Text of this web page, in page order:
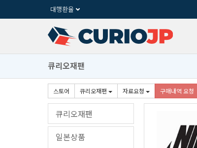
대행환율
큐리오재팬
스토어 큐리오재팬 자료요청 구매내역요청
큐리오재팬
일본상품